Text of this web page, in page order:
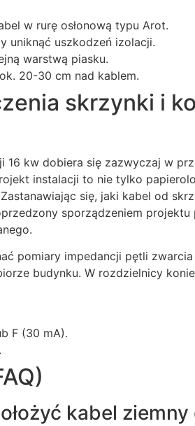
w rurę osłonową typu Arot.
uniknąć uszkodzeń izolacji.
warstwą piasku.
20-30 cm nad kablem.
skrzynki i
16 kw dobiera się zazwyczaj w
instalacji to nie tylko
się, jaki kabel od
sporządzeniem
pomiary impedancji pętli
budynku. W rozdzielnicy
F (30 mA).
kabel